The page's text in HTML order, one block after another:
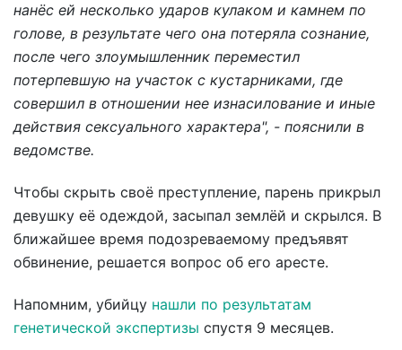
нанёс ей несколько ударов кулаком и камнем по
голове, в результате чего она потеряла сознание,
после чего злоумышленник переместил
потерпевшую на участок с кустарниками, где
совершил в отношении нее изнасилование и иные
действия сексуального характера", - пояснили в
ведомстве.
Чтобы скрыть своё преступление, парень прикрыл
девушку её одеждой, засыпал землёй и скрылся. В
ближайшее время подозреваемому предъявят
обвинение, решается вопрос об его аресте.
Напомним, убийцу нашли по результатам
генетической экспертизы спустя 9 месяцев.